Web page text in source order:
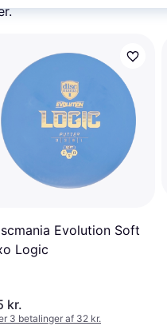
Evolution Soft
Logic
kr.
3 betalinger af 32 kr.